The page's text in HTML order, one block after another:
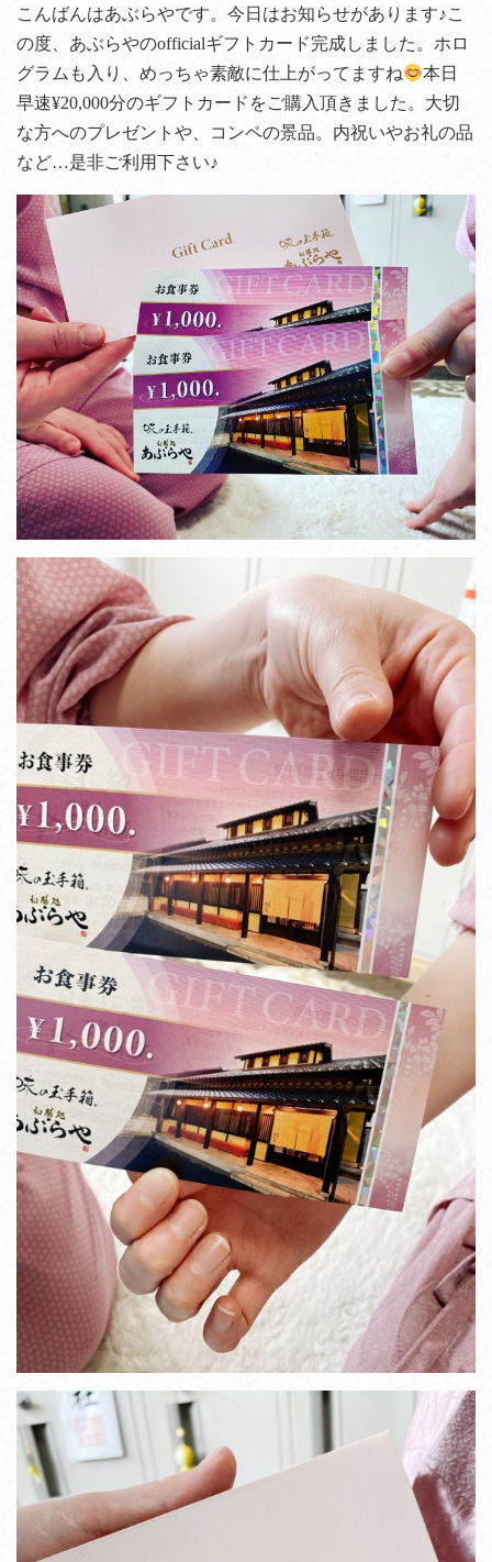
こんばんはあぶらやです。今日はお知らせがあります♪こ
の度、あぶらやのofficialギフトカード完成しました。ホロ
グラムも入り、めっちゃ素敵に仕上がってますね
本日
早速¥20,000分のギフトカードをご購入頂きました。大切
な方へのプレゼントや、コンペの景品。内祝いやお礼の品
など…是非ご利用下さい♪